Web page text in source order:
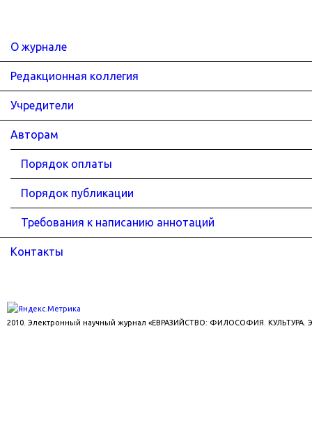
О журнале
Редакционная коллегия
Учредители
Авторам
Порядок оплаты
Порядок публикации
Требования к написанию аннотаций
Контакты
2010. Электронный научный журнал «ЕВРАЗИЙСТВО: ФИЛОСОФИЯ. КУЛЬТУРА.